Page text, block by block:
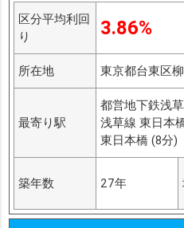
区分平均利回
り
3.86%
所在地 東京都台東区
最寄り駅
都営地下鉄浅
浅草線 東日本
東日本橋 (8分)
築年数 27年